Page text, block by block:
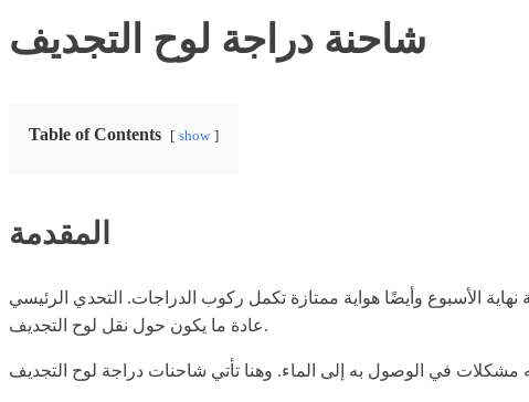
شاحنة دراجة لوح التجديف
Table of Contents show
المقدمة
الأسبوع وأيضًا هواية ممتازة تكمل ركوب الدراجات. التحدي الرئيسي
عادة ما يكون حول نقل لوح التجديف.